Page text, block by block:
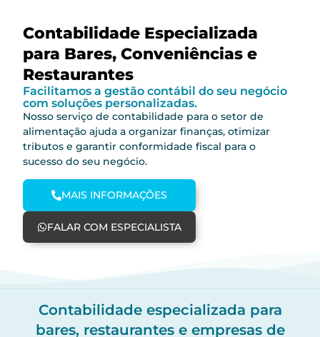
Contabilidade Especializada
para Bares, Conveniências e
Restaurantes
Facilitamos a gestão contábil do seu negócio
com soluções personalizadas.
Nosso serviço de contabilidade para o setor de
alimentação ajuda a organizar finanças, otimizar
tributos e garantir conformidade fiscal para o
sucesso do seu negócio.
MAIS INFORMAÇÕES
FALAR COM ESPECIALISTA
Contabilidade especializada para
bares, restaurantes e empresas de